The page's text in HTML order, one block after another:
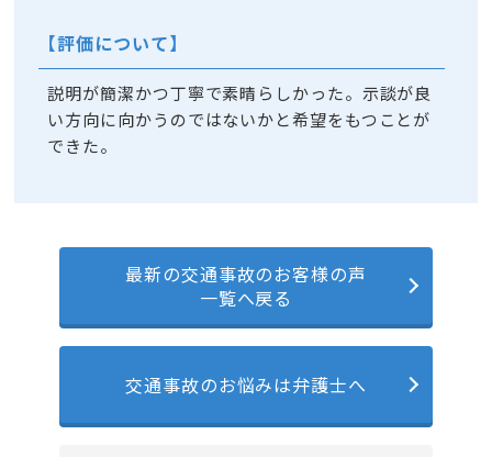
【評価について】
説明が簡潔かつ丁寧で素晴らしかった。示談が良
い方向に向かうのではないかと希望をもつことが
できた。
最新の交通事故のお客様の声
一覧へ戻る
交通事故のお悩みは弁護士へ